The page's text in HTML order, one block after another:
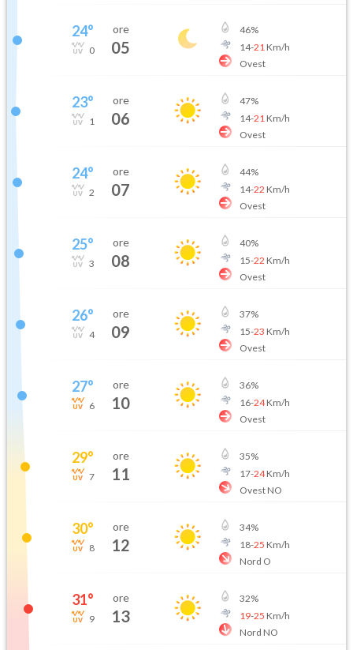
24°
0
ore
05
46%
14-21 Km/h
Ovest
23°
1
ore
06
47%
14-21 Km/h
Ovest
24°
2
ore
07
44%
14-22 Km/h
Ovest
25°
3
ore
08
40%
15-22 Km/h
Ovest
26°
4
ore
09
37%
15-23 Km/h
Ovest
27°
6
ore
10
36%
16-24Km/h
Ovest
29°
7
ore
11
35%
17-24Km/h
Ovest NO
30°
8
ore
12
34%
18-25 Km/h
Nord O
31°
9
ore
13
32%
19-25 Km/h
Nord NO